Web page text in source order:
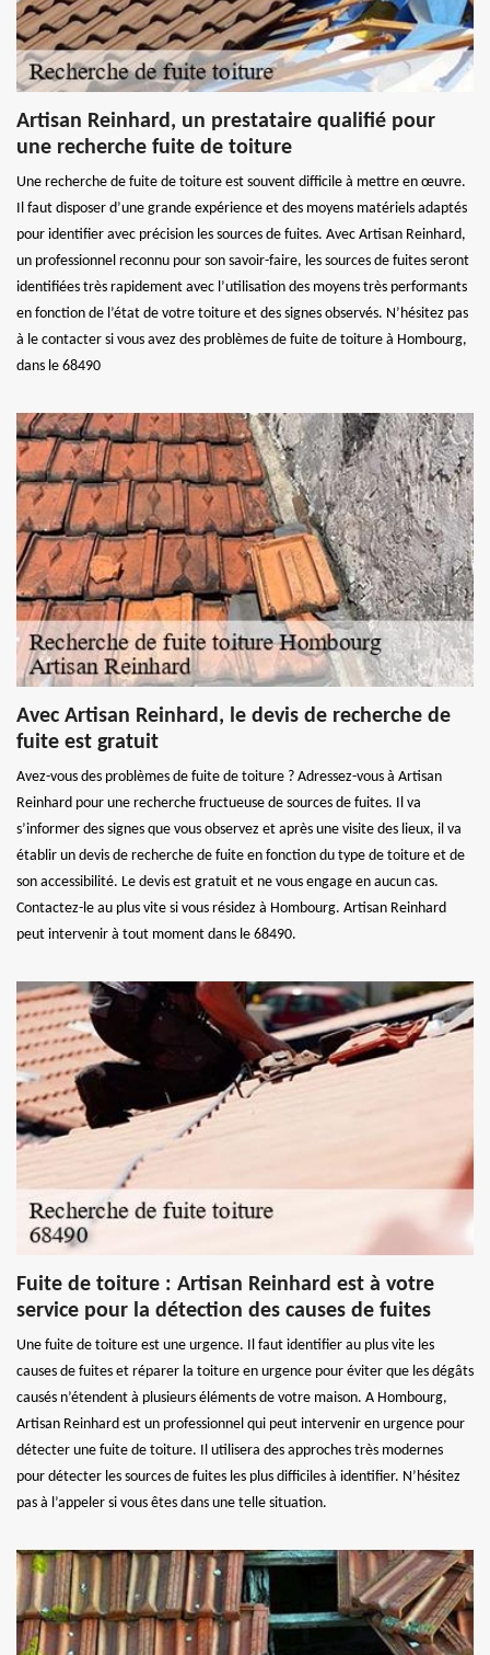
Artisan Reinhard, un prestataire qualifié pour
une recherche fuite de toiture
Une recherche de fuite de toiture est souvent difficile à mettre en œuvre.
Il faut disposer d’une grande expérience et des moyens matériels adaptés
pour identifier avec précision les sources de fuites. Avec Artisan Reinhard,
un professionnel reconnu pour son savoir-faire, les sources de fuites seront
identifiées très rapidement avec l’utilisation des moyens très performants
en fonction de l’état de votre toiture et des signes observés. N’hésitez pas
à le contacter si vous avez des problèmes de fuite de toiture à Hombourg,
dans le 68490
Avec Artisan Reinhard, le devis de recherche de
fuite est gratuit
Avez-vous des problèmes de fuite de toiture ? Adressez-vous à Artisan
Reinhard pour une recherche fructueuse de sources de fuites. Il va
s’informer des signes que vous observez et après une visite des lieux, il va
établir un devis de recherche de fuite en fonction du type de toiture et de
son accessibilité. Le devis est gratuit et ne vous engage en aucun cas.
Contactez-le au plus vite si vous résidez à Hombourg. Artisan Reinhard
peut intervenir à tout moment dans le 68490.
Fuite de toiture : Artisan Reinhard est à votre
service pour la détection des causes de fuites
Une fuite de toiture est une urgence. Il faut identifier au plus vite les
causes de fuites et réparer la toiture en urgence pour éviter que les dégâts
causés n’étendent à plusieurs éléments de votre maison. A Hombourg,
Artisan Reinhard est un professionnel qui peut intervenir en urgence pour
détecter une fuite de toiture. Il utilisera des approches très modernes
pour détecter les sources de fuites les plus difficiles à identifier. N’hésitez
pas à l’appeler si vous êtes dans une telle situation.